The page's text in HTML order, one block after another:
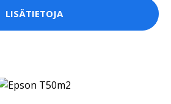
LISÄTIETOJA